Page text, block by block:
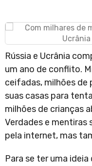
Rússia e Ucrânia
um ano de conflito.
ceifadas, milhões de
suas casas para
milhões de crianças
Verdades e mentiras
pela internet, mas
Para se ter uma